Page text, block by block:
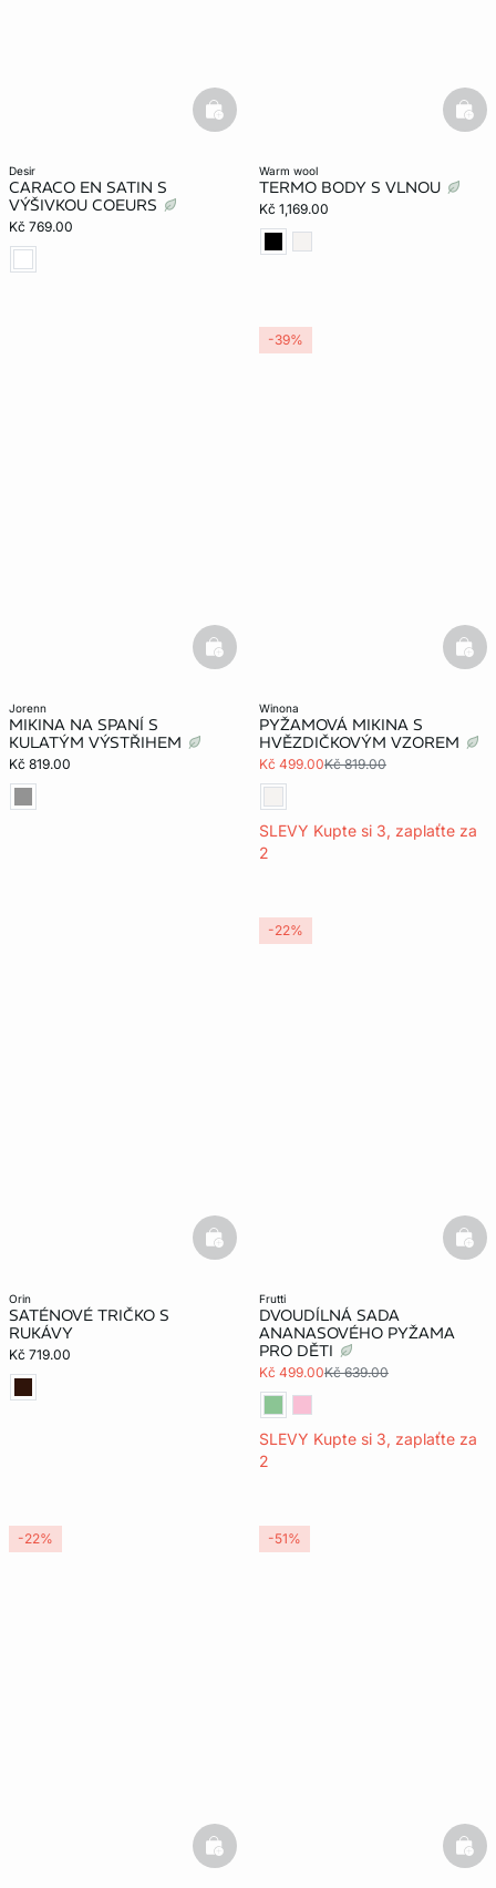
desir
CARACO EN SATIN S
VÝŠIVKOU COEURS
Kč 769.00
basketfull
warm wool
TERMO BODY S VLNOU
Kč 1,169.00
jorenn
MIKINA NA SPANÍ S
KULATÝM VÝSTŘIHEM
Kč 819.00
basketfull
winona
PYŽAMOVÁ MIKINA S
HVĚZDIČKOVÝM VZOREM
Kč 499.00Kč 819.00
SLEVY Kupte si 3, zaplaťte za
2
-39%
orin
SATÉNOVÉ TRIČKO S
RUKÁVY
Kč 719.00
basketfull
frutti
DVOUDÍLNÁ SADA
ANANASOVÉHO PYŽAMA
PRO DĚTI
Kč 499.00Kč 639.00
SLEVY Kupte si 3, zaplaťte za
2
-22%
basketfull
-22% -51%